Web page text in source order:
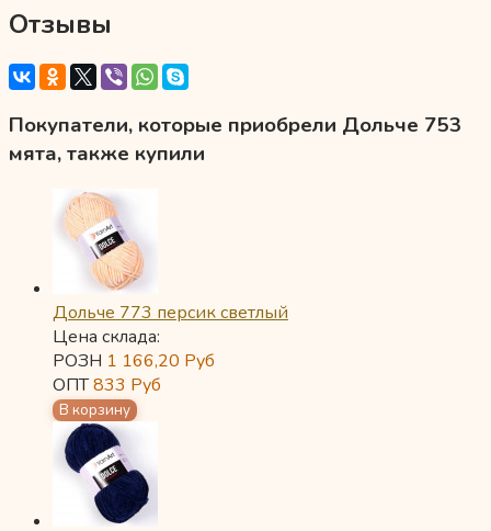
Отзывы
Покупатели, которые приобрели Дольче 753
мята, также купили
Дольче 773 персик светлый
Цена склада:
РОЗН 1 166,20 Руб
ОПТ833 Руб